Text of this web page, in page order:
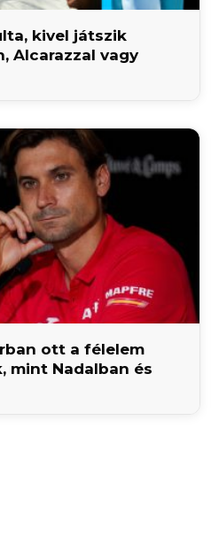
kivel játszik
Alcarazzal vagy
ott a félelem
mint Nadalban és